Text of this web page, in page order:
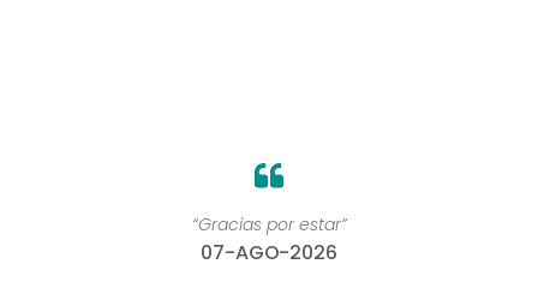
“Gracias por estar”
07-AGO-2026